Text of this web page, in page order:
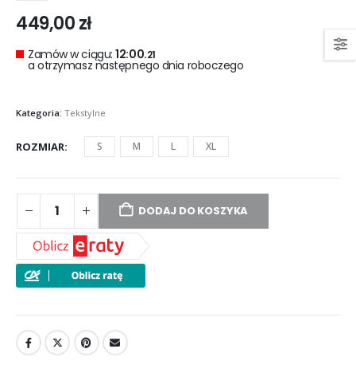
449,00zł
Zamów w ciągu:12:00.21
a otrzymasz następnego dnia roboczego
Kategoria: Tekstylne
ROZMIAR S M L XL
DODAJ DO KOSZYKA